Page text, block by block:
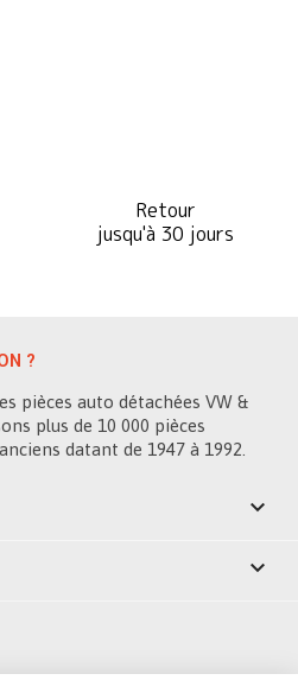
Retour
jusqu'à 30 jours
?
pièces auto détachées VW &
plus de 10 000 pièces
datant de 1947 à 1992.

